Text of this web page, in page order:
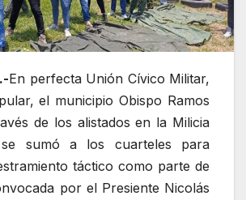
En perfecta Unión Cívico Militar,
el municipio Obispo Ramos
de los alistados en la Milicia
se sumó a los cuarteles para
táctico como parte de
por el Presiente Nicolás